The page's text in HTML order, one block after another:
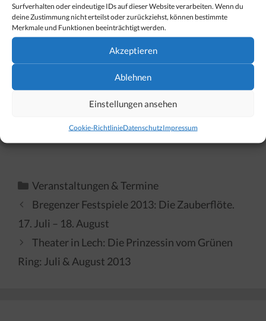
Surfverhalten oder eindeutige IDs auf dieser Website verarbeiten. Wenn du
deine Zustimmung nicht erteilst oder zurückziehst, können bestimmte
Merkmale und Funktionen beeinträchtigt werden.
Akzeptieren
Ablehnen
Einstellungen ansehen
Cookie-RichtlinieDatenschutzImpressum
Kategorien
Veranstaltungen & Termine
Bregenzer Festspiele 2013: Die Zauberflöte.
17. Juli – 18. August
Theater in Lech: Die Prinzessin vom Grünen
Ring: Juli & August 2013